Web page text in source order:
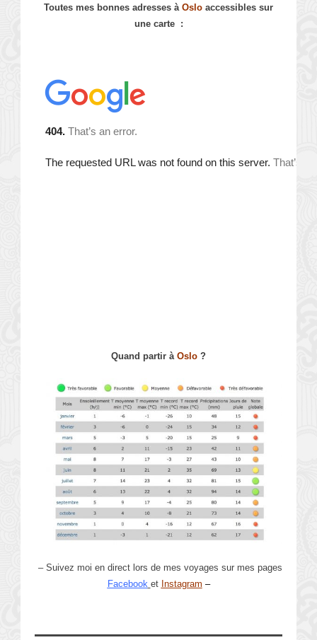
Toutes mes bonnes adresses à Oslo accessibles sur
une carte :
Quand partir à Oslo ?
– Suivez moi en direct lors de mes voyages sur mes pages
Facebook et Instagram –